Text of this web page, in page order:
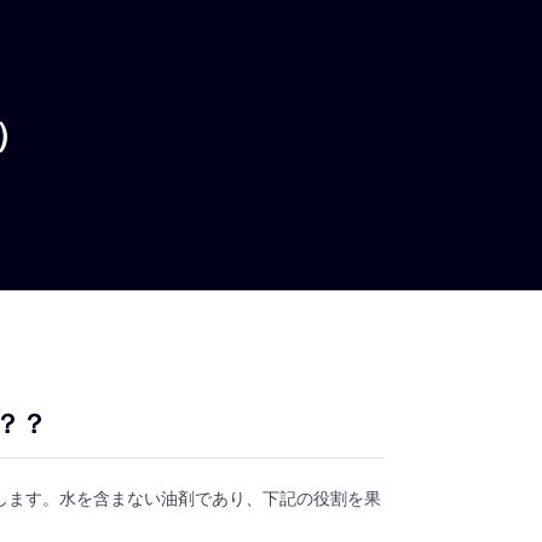
？
す。水を含まない油剤であり、下記の役割を果